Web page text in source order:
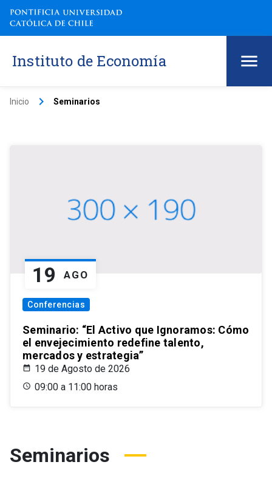
Instituto de Economía
Inicio keyboard_arrow_right Seminarios
19 AGO
Conferencias
Seminario: “El Activo que Ignoramos: Cómo
el envejecimiento redefine talento,
mercados y estrategia”
19 de Agosto de 2026
09:00 a 11:00 horas
Seminarios